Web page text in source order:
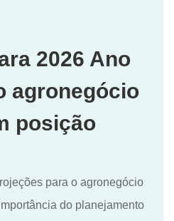
2026 Ano
agronegócio
posição
para o agronegócio
do planejamento